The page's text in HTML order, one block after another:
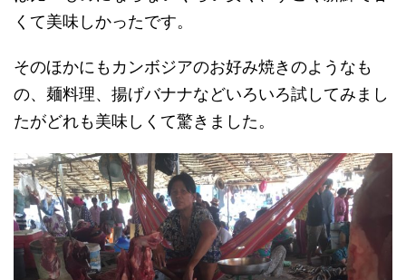
くて美味しかったです。
そのほかにもカンボジアのお好み焼きのようなも
の、麺料理、揚げバナナなどいろいろ試してみまし
たがどれも美味しくて驚きました。